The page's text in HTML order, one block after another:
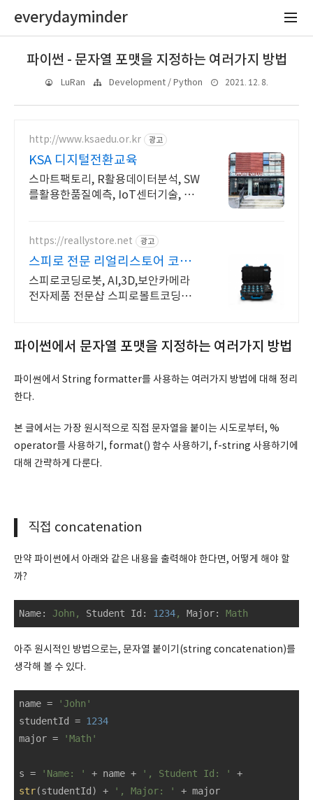
everydayminder
파이썬 - 문자열 포맷을 지정하는 여러가지 방법
LuRan Development / Python 2021. 12. 8.
http://www.ksaedu.or.kr 광고
KSA 디지털전환교육
스마트팩토리, R활용데이터분석, SW
를활용한품질예측, IoT센터기술, 파
https://reallystore.net 광고
스피로 전문 리얼리스토어 코딩
교육을 쉽고 재밌게
스피로코딩로봇, AI,3D,보안카메라
전자제품 전문샵 스피로볼트코딩로
파이썬에서 문자열 포맷을 지정하는 여러가지 방법
파이쎤에서 String formatter를 사용하는 여러가지 방법에 대해 정리
한다.
본 글에서는 가장 원시적으로 직접 문자열을 붙이는 시도로부터, %
operator를 사용하기, format() 함수 사용하기, f-string 사용하기에
대해 간략하게 다룬다.
직접 concatenation
만약 파이썬에서 아래와 같은 내용을 출력해야 한다면, 어떻게 해야 할
까?
Name: John, Student Id: 1234, Major: Math
아주 원시적인 방법으로는, 문자열 붙이기(string concatenation)를
생각해 볼 수 있다.
name =
'John'
studentId = 1234
major =
'Math'
s = 'Name: ' + name + ', Student Id: '
str(studentId) + ', Major: '